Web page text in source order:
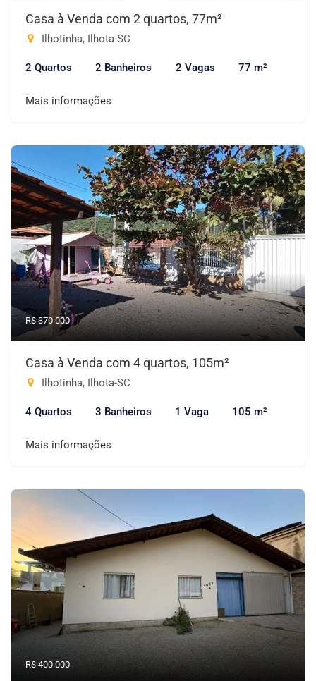
Casa à Venda com 2 quartos, 77m²
Ilhotinha, Ilhota-SC
2 Quartos 2 Banheiros 2 Vagas 77 m²
Mais informações
R$ 370.000
Casa à Venda com 4 quartos, 105m²
Ilhotinha, Ilhota-SC
4 Quartos 3 Banheiros 1 Vaga 105 m²
Mais informações
R$ 400.000